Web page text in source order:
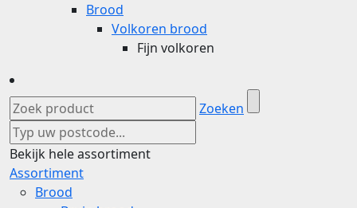
Brood
Volkoren brood
Fijn volkoren
Zoeken
Bekijk hele assortiment
Assortiment
Brood